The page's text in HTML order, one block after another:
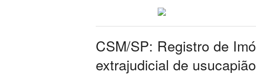
CSM/SP: Registro de
extrajudicial de